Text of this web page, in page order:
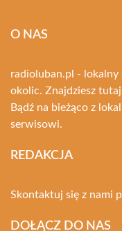
O NAS
radioluban.pl - lokalny
okolic. Znajdziesz
Bądź na bieżąco z
serwisowi.
REDAKCJA
Skontaktuj się z nami
DOŁĄCZ DO NAS